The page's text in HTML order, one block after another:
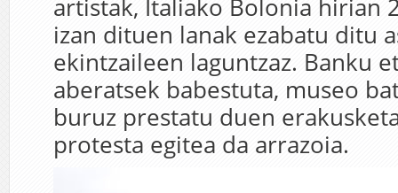
artistak, Italiako Bolonia hirian
izan dituen lanak ezabatu ditu
ekintzaileen laguntzaz. Banku
aberatsek babestuta, museo
buruz prestatu duen
protesta egitea da arrazoia.